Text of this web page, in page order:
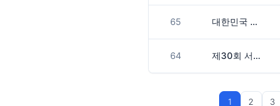
65 대한민국 관광사진 공모전
64 제30회 서울국제사진영상전(P&I 2021)
1 2 3